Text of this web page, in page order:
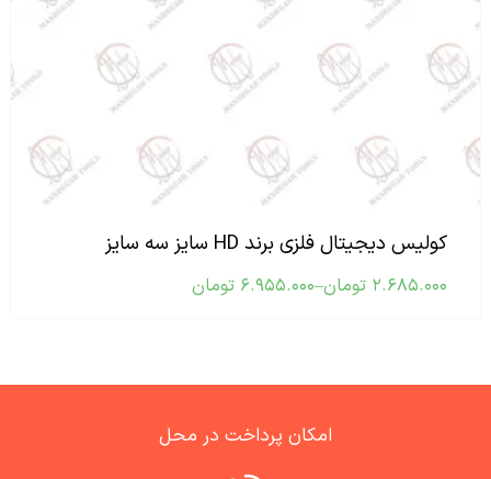
کولیس دیجیتال فلزی برند HD سایز سه سایز
۲.۶۸۵.۰۰۰ تومان–۶.۹۵۵.۰۰۰ تومان
امکان پرداخت در محل